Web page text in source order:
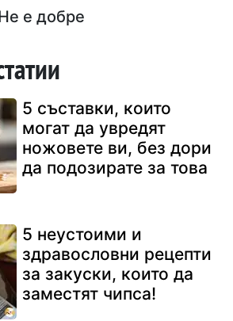
е добре
5 съставки, които
могат да увредят
ножовете ви, без дори
да подозирате за това
5 неустоими и
здравословни рецепти
за закуски, които да
заместят чипса!